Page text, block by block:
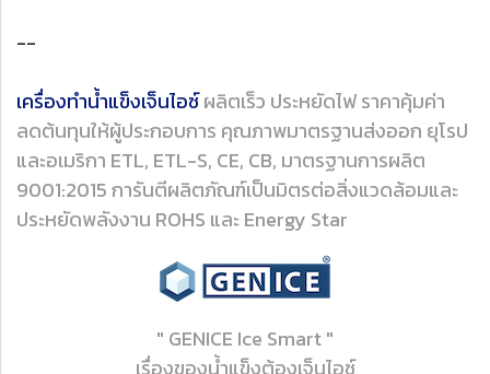
--
เครื่องทำน้ำแข็งเจ็นไอซ์ผลิตเร็ว ประหยัดไฟ ราคาคุ้มค่า
ลดต้นทุนให้ผู้ประกอบการ คุณภาพมาตรฐานส่งออก ยุโรป
และอเมริกา ETL, ETL-S, CE, CB, มาตรฐานการผลิต
9001:2015 การันตีผลิตภัณฑ์เป็นมิตรต่อสิ่งแวดล้อมและ
ประหยัดพลังงาน ROHS และ Energy Star
" GENICE Ice Smart "
เรื่องของน้ำแข็งต้องเจ็นไอซ์